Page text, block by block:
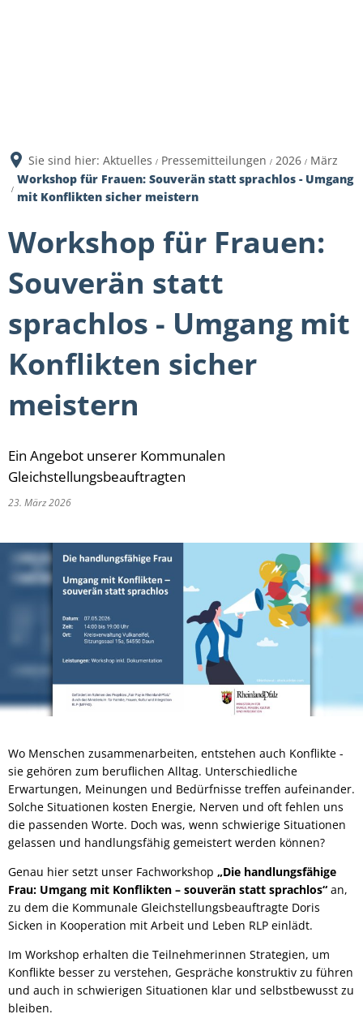
Sie sind hier: Aktuelles Pressemitteilungen 2026
März
Workshop für Frauen: Souverän statt sprachlos - Umgang
mit Konflikten sicher meistern
Workshop für Frauen:
Souverän statt
sprachlos - Umgang mit
Konflikten sicher
meistern
Ein Angebot unserer Kommunalen
Gleichstellungsbeauftragten
23. März 2026
Wo Menschen zusammenarbeiten, entstehen auch Konflikte -
sie gehören zum beruflichen Alltag. Unterschiedliche
Erwartungen, Meinungen und Bedürfnisse treffen aufeinander.
Solche Situationen kosten Energie, Nerven und oft fehlen uns
die passenden Worte. Doch was, wenn schwierige Situationen
gelassen und handlungsfähig gemeistert werden können?
Genau hier setzt unser Fachworkshop „Die handlungsfähige
Frau: Umgang mit Konflikten – souverän statt sprachlos“ an,
zu dem die Kommunale Gleichstellungsbeauftragte Doris
Sicken in Kooperation mit Arbeit und Leben RLP einlädt.
Im Workshop erhalten die Teilnehmerinnen Strategien, um
Konflikte besser zu verstehen, Gespräche konstruktiv zu führen
und auch in schwierigen Situationen klar und selbstbewusst zu
bleiben.